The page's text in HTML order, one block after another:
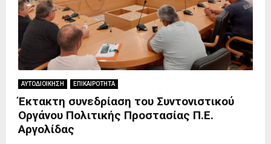
ΑΥΤΟΔΙΟΙΚΗΣΗ ΕΠΙΚΑΙΡΟΤΗΤΑ
Έκτακτη συνεδρίαση του Συντονιστικού
Οργάνου Πολιτικής Προστασίας Π.Ε.
Αργολίδας